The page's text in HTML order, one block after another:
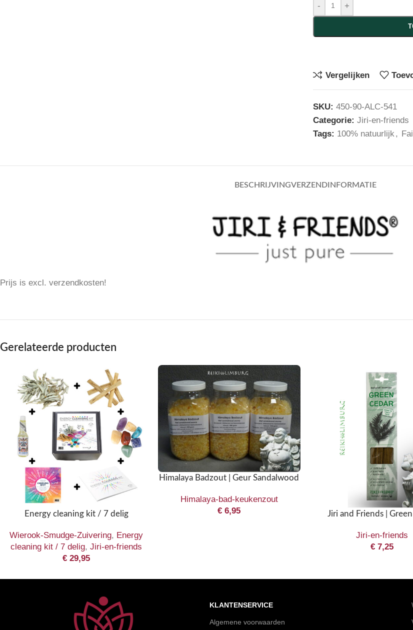
- +
Vergelijken
SKU: 450-90-ALC-541
Categorie: Jiri-en-friends
Tags: 100% natuurlijk,
BESCHRIJVINGVERZENDINFORMATIE
Prijs is excl. verzendkosten!
Gerelateerde producten
Energy cleaning kit / 7 delig
Wierook-Smudge-Zuivering, Energy
cleaning kit / 7 delig, Jiri-en-friends
€ 29,95
Himalaya Badzout | Geur Sandalwood
Himalaya-bad-keukenzout
€ 6,95 Jiri and Friends |
Jiri-en-friends
€7,25
KLANTENSERVICE
Algemene voorwaarden